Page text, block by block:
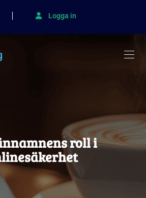
Logga in
roll i